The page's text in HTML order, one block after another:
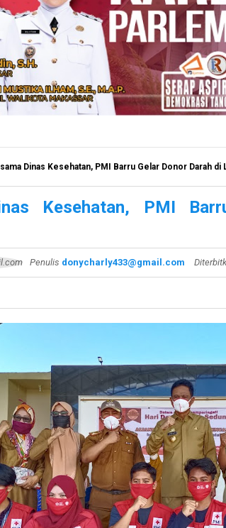
Dinas Kesehatan, PMI Barru Gelar Donor Darah di
Kesehatan, PMI
Penulis donycharly433@gmail.com